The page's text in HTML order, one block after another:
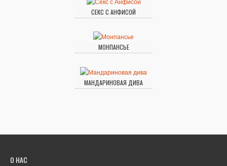
СЕКС С АНФИСОЙ
МОНПАНСЬЕ
МАНДАРИНОВАЯ ДИВА
О НАС